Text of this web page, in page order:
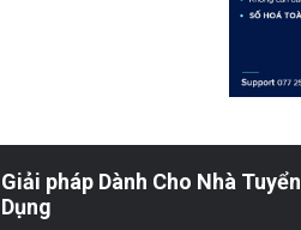
Giải pháp Dành Cho Nhà Tuyển
Dụng